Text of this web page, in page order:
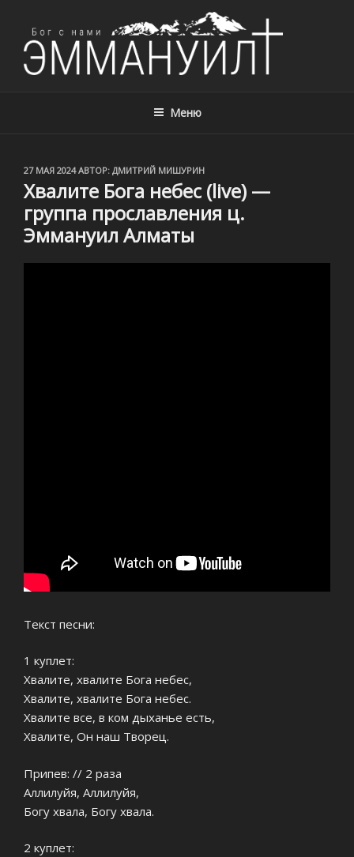
Меню
ОПУБЛИКОВАНО
27 МАЯ 2024АВТОР: ДМИТРИЙ МИШУРИН
Хвалите Бога небес (live) —
группа прославления ц.
Эммануил Алматы
Текст песни:
1 куплет:
Хвалите, хвалите Бога небес,
Хвалите, хвалите Бога небес.
Хвалите все, в ком дыханье есть,
Хвалите, Он наш Творец.
Припев: // 2 раза
Аллилуйя, Аллилуйя,
Богу хвала, Богу хвала.
2 куплет: